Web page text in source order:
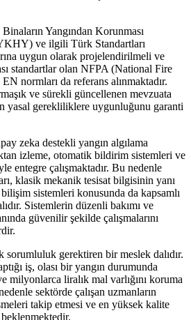
Yangından Korunması
ve ilgili Türk Standartları
uygun olarak projelendirilmeli ve
standartlar olan NFPA (National Fire
normları da referans alınmaktadır.
ve sürekli güncellenen mevzuata
yasal gerekliliklere uygunluğunu garanti
zeka destekli yangın algılama
izleme, otomatik bildirim sistemleri ve
entegre çalışmaktadır. Bu nedenle
klasik mekanik tesisat bilgisinin yanı
sistemleri konusunda da kapsamlı
Sistemlerin düzenli bakımı ve
güvenilir şekilde çalışmalarını
sorumluluk gerektiren bir meslek dalıdır.
iş, olası bir yangın durumunda
milyonlarca liralık mal varlığını koruma
sektörde çalışan uzmanların
takip etmesi ve en yüksek kalite